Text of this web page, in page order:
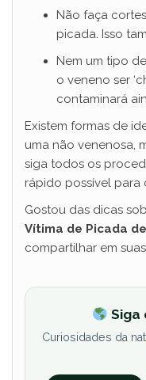
Não faça
picada. Isso
Nem um tipo
o veneno ser
contaminará
Existem formas de
uma não venenosa,
siga todos os
rápido possível para
Gostou das dicas
Vítima de Picada
compartilhar em
Siga
Curiosidades da